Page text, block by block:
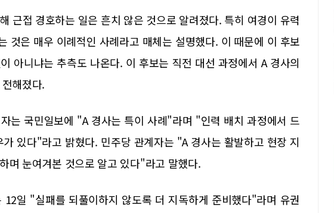
근접 경호하는 일은 흔치 않은 것으로 알려졌다. 특히 여경이 유력
것은 매우 이례적인 사례라고 매체는 설명했다. 이 때문에 이 후보
아니냐는 추측도 나온다. 이 후보는 직전 대선 과정에서 A 경사의
해졌다.
는 국민일보에 "A 경사는 특이 사례"라며 "인력 배치 과정에서 드
있다"라고 밝혔다. 민주당 관계자는 "A 경사는 활발하고 현장 지
며 눈여겨본 것으로 알고 있다"라고 말했다.
일 "실패를 되풀이하지 않도록 더 지독하게 준비했다"라며 유권